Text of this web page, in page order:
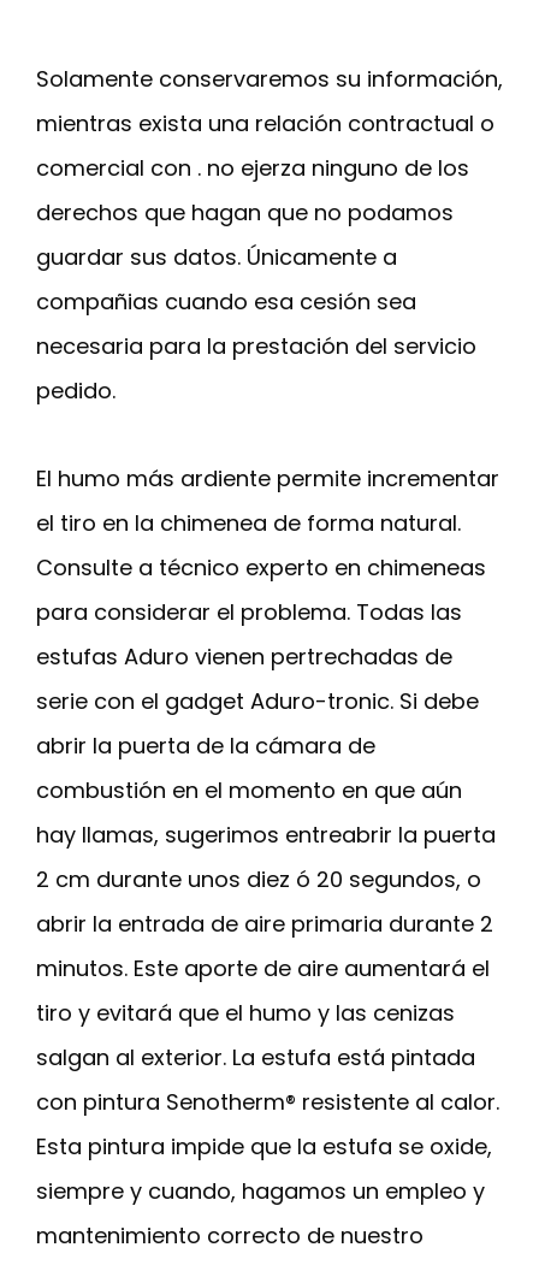
Solamente conservaremos su información,
mientras exista una relación contractual o
comercial con . no ejerza ninguno de los
derechos que hagan que no podamos
guardar sus datos. Únicamente a
compañias cuando esa cesión sea
necesaria para la prestación del servicio
pedido.
El humo más ardiente permite incrementar
el tiro en la chimenea de forma natural.
Consulte a técnico experto en chimeneas
para considerar el problema. Todas las
estufas Aduro vienen pertrechadas de
serie con el gadget Aduro-tronic. Si debe
abrir la puerta de la cámara de
combustión en el momento en que aún
hay llamas, sugerimos entreabrir la puerta
2 cm durante unos diez ó 20 segundos, o
abrir la entrada de aire primaria durante 2
minutos. Este aporte de aire aumentará el
tiro y evitará que el humo y las cenizas
salgan al exterior. La estufa está pintada
con pintura Senotherm® resistente al calor.
Esta pintura impide que la estufa se oxide,
siempre y cuando, hagamos un empleo y
mantenimiento correcto de nuestro